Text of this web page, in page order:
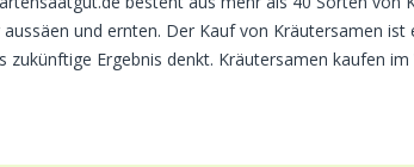
und ernten. Der Kauf von Kräutersamen ist
Ergebnis denkt. Kräutersamen kaufen im